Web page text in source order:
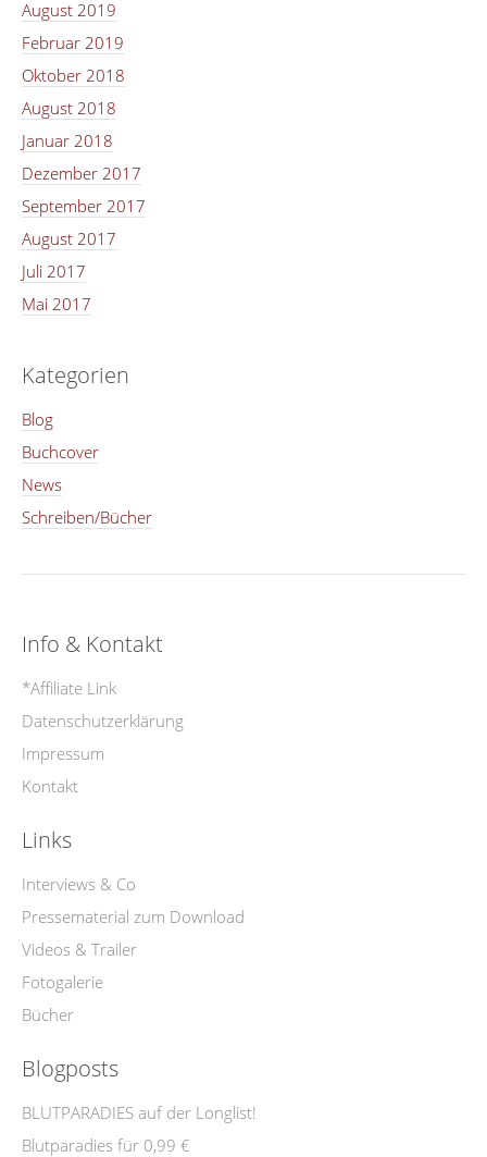
August 2019
Februar 2019
Oktober 2018
August 2018
Januar 2018
Dezember 2017
September 2017
August 2017
Juli 2017
Mai 2017
Kategorien
Blog
Buchcover
News
Schreiben/Bücher
Info & Kontakt
*Affiliate Link
Datenschutzerklärung
Impressum
Kontakt
Links
Interviews & Co
Pressematerial zum Download
Videos & Trailer
Fotogalerie
Bücher
Blogposts
BLUTPARADIES auf der Longlist!
Blutparadies für 0,99 €